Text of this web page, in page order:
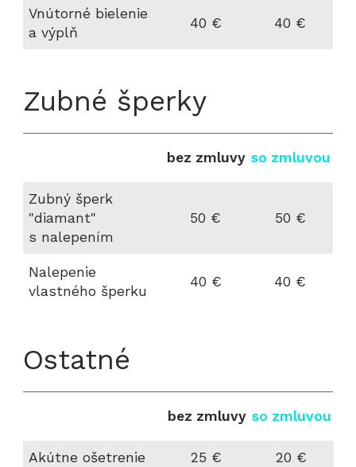
Vnútorné bielenie
a výplň
40 € 40 €
Zubné šperky
bez zmluvy so zmluvou
Zubný šperk
"diamant"
s nalepením
50 € 50 €
Nalepenie
vlastného šperku
40 € 40 €
Ostatné
bez zmluvy so zmluvou
Akútne ošetrenie 25 € 20 €